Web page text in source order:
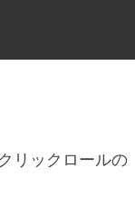
クリックロールの